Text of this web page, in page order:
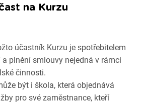
na Kurzu
účastník Kurzu je spotřebitelem
plnění smlouvy nejedná v rámci
činnosti.
být i škola, která objednává
pro své zaměstnance, kteří